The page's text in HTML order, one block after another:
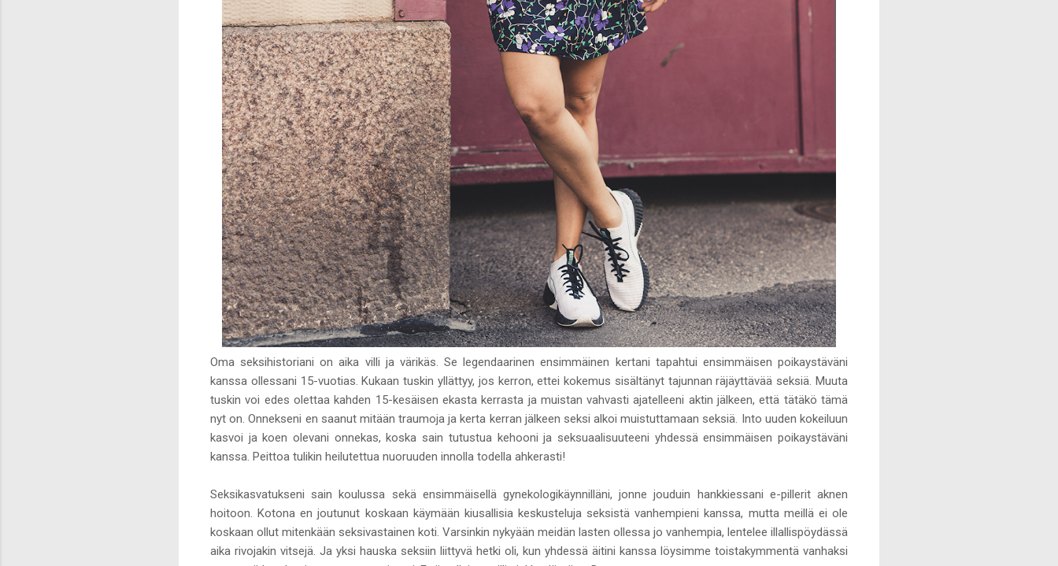
Oma seksihistoriani on aika villi ja värikäs. Se legendaarinen ensimmäinen kertani tapahtui ensimmäisen poikaystäväni
kanssa ollessani 15-vuotias. Kukaan tuskin yllättyy, jos kerron, ettei kokemus sisältänyt tajunnan räjäyttävää seksiä. Muuta
tuskin voi edes olettaa kahden 15-kesäisen ekasta kerrasta ja muistan vahvasti ajatelleeni aktin jälkeen, että tätäkö tämä
nyt on. Onnekseni en saanut mitään traumoja ja kerta kerran jälkeen seksi alkoi muistuttamaan seksiä. Into uuden kokeiluun
kasvoi ja koen olevani onnekas, koska sain tutustua kehooni ja seksuaalisuuteeni yhdessä ensimmäisen poikaystäväni
kanssa. Peittoa tulikin heilutettua nuoruuden innolla todella ahkerasti!
Seksikasvatukseni sain koulussa sekä ensimmäisellä gynekologikäynnilläni, jonne jouduin hankkiessani e-pillerit aknen
hoitoon. Kotona en joutunut koskaan käymään kiusallisia keskusteluja seksistä vanhempieni kanssa, mutta meillä ei ole
koskaan ollut mitenkään seksivastainen koti. Varsinkin nykyään meidän lasten ollessa jo vanhempia, lentelee illallispöydässä
aika rivojakin vitsejä. Ja yksi hauska seksiin liittyvä hetki oli, kun yhdessä äitini kanssa löysimme toistakymmentä vanhaksi